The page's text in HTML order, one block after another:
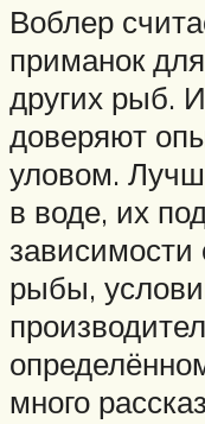
Воблер
приманок
других рыб.
доверяют
уловом.
в воде, их
зависимости
рыбы,
много